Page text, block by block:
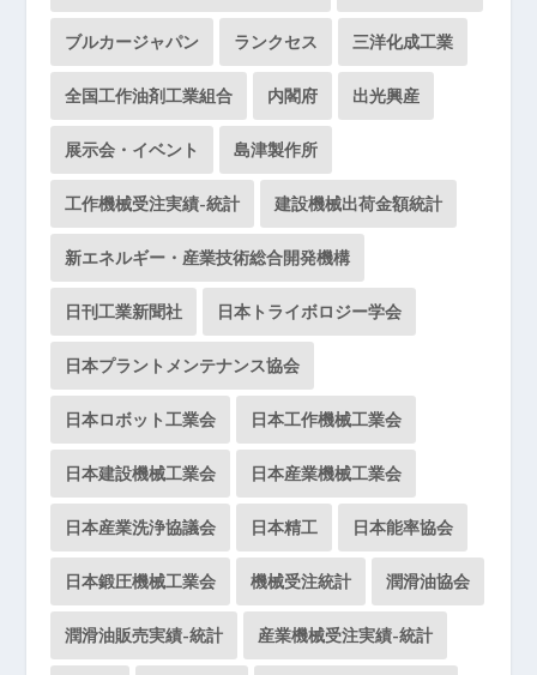
ブルカージャパン ランクセス 三洋化成工業
全国工作油剤工業組合 内閣府 出光興産
展示会・イベント 島津製作所
工作機械受注実績-統計 建設機械出荷金額統計
新エネルギー・産業技術総合開発機構
日刊工業新聞社 日本トライボロジー学会
日本プラントメンテナンス協会
日本ロボット工業会 日本工作機械工業会
日本建設機械工業会 日本産業機械工業会
日本産業洗浄協議会 日本精工 日本能率協会
日本鍛圧機械工業会 機械受注統計 潤滑油協会
潤滑油販売実績-統計 産業機械受注実績-統計